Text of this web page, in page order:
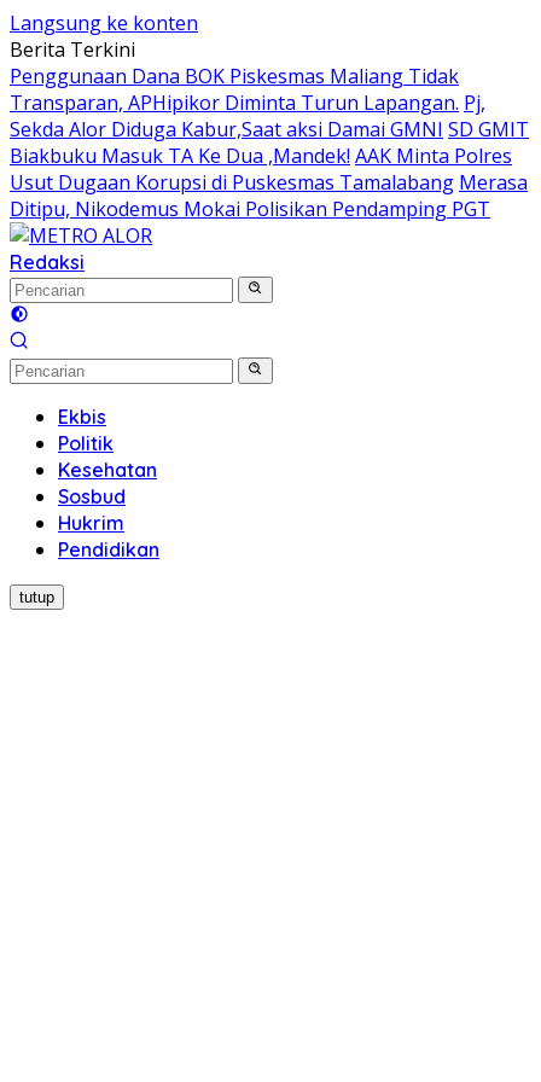
Langsung ke konten
Berita Terkini
Penggunaan Dana BOK Piskesmas Maliang Tidak
Transparan, APHipikor Diminta Turun Lapangan. Pj,
Sekda Alor Diduga Kabur,Saat aksi Damai GMNI SD GMIT
Biakbuku Masuk TA Ke Dua ,Mandek! AAK Minta Polres
Usut Dugaan Korupsi di Puskesmas Tamalabang Merasa
Ditipu, Nikodemus Mokai Polisikan Pendamping PGT
Redaksi
Ekbis
Politik
Kesehatan
Sosbud
Hukrim
Pendidikan
tutup